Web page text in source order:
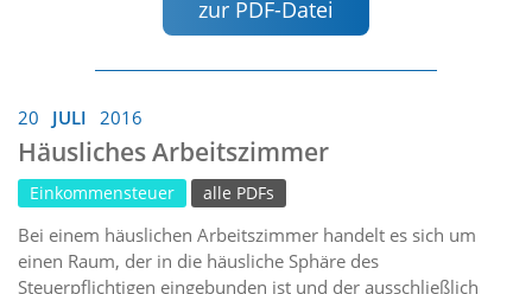
zur PDF-Datei
20 JULI 2016
Häusliches Arbeitszimmer
Einkommensteuer alle PDFs
Bei einem häuslichen Arbeitszimmer handelt es sich um
einen Raum, der in die häusliche Sphäre des
Steuerpflichtigen eingebunden ist und der ausschließlich